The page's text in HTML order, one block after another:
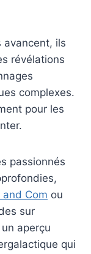
avancent, ils
révélations
complexes.
pour les
passionnés
and Com ou
sur
aperçu
qui